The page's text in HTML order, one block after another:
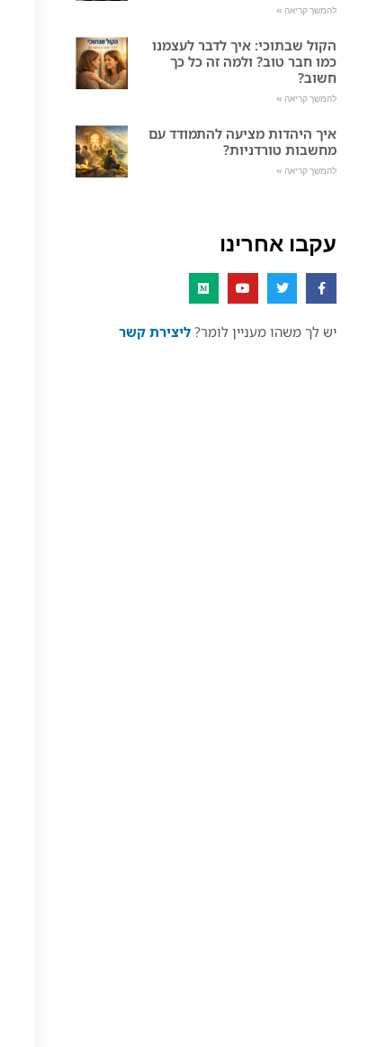
להמשך קריאה »
הקול שבתוכי: איך לדבר לעצמנו
כמו חבר טוב? ולמה זה כל כך
חשוב?
להמשך קריאה »
איך היהדות מציעה להתמודד עם
מחשבות טורדניות?
להמשך קריאה »
עקבו אחרינו
יש לך משהו מעניין לומר? ליצירת קשר